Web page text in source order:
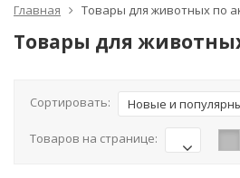
Главная Товары для животных по
Товары для
Сортировать: Новые и
Товаров на странице: